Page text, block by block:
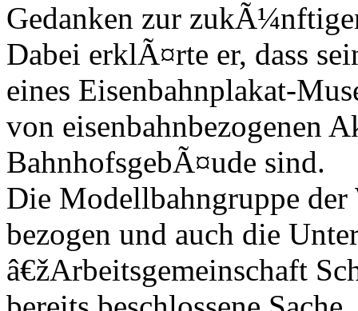
Gedanken zur
Dabei erklÃ¤rte er, dass
eines Eisenbahnplakat-
von eisenbahnbezogenen
BahnhofsgebÃ¤ude sind.
Die Modellbahngruppe
bezogen und auch die
â€žArbeitsgemeinschaft